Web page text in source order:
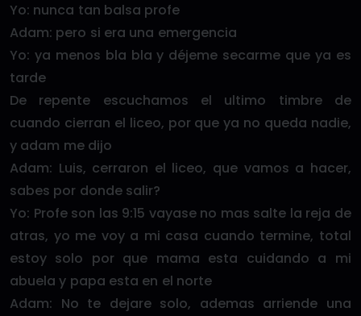
Yo: nunca tan balsa profe
Adam: pero si era una emergencia
Yo: ya menos bla bla y déjeme secarme que ya es
tarde
De repente escuchamos el ultimo timbre de
cuando cierran el liceo, por que ya no queda nadie,
y adam me dijo
Adam: Luis, cerraron el liceo, que vamos a hacer,
sabes por donde salir?
Yo: Profe son las 9:15 vayase no mas salte la reja de
atras, yo me voy a mi casa cuando termine, total
estoy solo por que mama esta cuidando a mi
abuela y papa esta en el norte
Adam: No te dejare solo, ademas arriende una